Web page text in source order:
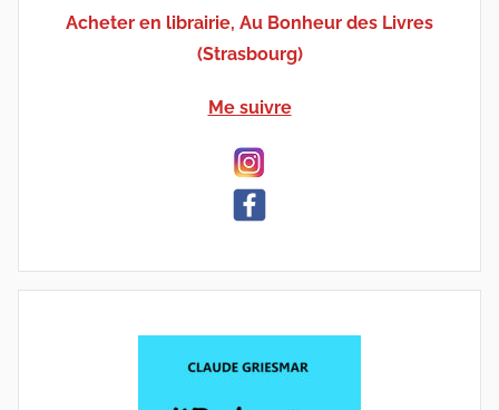
Acheter en librairie, Au Bonheur des Livres
(Strasbourg)
Me suivre